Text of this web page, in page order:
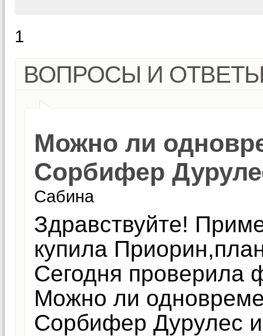
1
ВОПРОСЫ И
Можно ли
Сорбифер
Сабина
Здравствуйте!
купила
Сегодня проверила
Можно ли
Сорбифер Дурулес